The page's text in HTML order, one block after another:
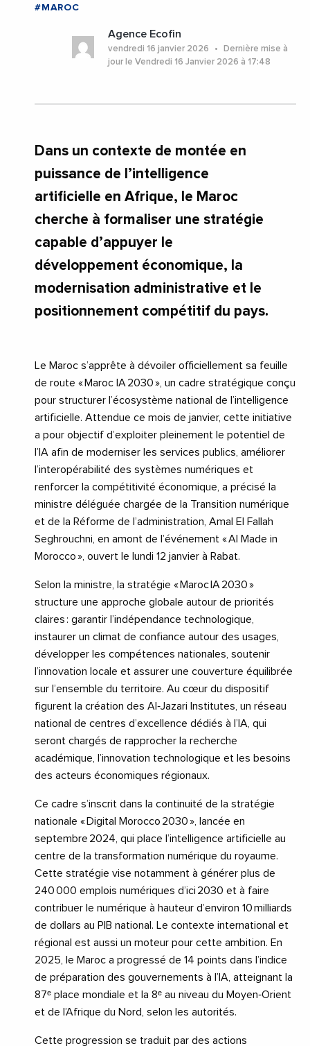
#MAROC
Agence Ecofin
vendredi 16 janvier 2026
Dernière mise à
jour le Vendredi 16 Janvier 2026 à 17:48
Dans un contexte de montée en
puissance de l’intelligence
artificielle en Afrique, le Maroc
cherche à formaliser une stratégie
capable d’appuyer le
développement économique, la
modernisation administrative et le
positionnement compétitif du pays.
Le Maroc s’apprête à dévoiler officiellement sa feuille
de route « Maroc IA 2030 », un cadre stratégique conçu
pour structurer l’écosystème national de l’intelligence
artificielle. Attendue ce mois de janvier, cette initiative
a pour objectif d’exploiter pleinement le potentiel de
l’IA afin de moderniser les services publics, améliorer
l’interopérabilité des systèmes numériques et
renforcer la compétitivité économique, a précisé la
ministre déléguée chargée de la Transition numérique
et de la Réforme de l’administration, Amal El Fallah
Seghrouchni, en amont de l’événement « AI Made in
Morocco », ouvert le lundi 12 janvier à Rabat.
Selon la ministre, la stratégie « Maroc IA 2030 »
structure une approche globale autour de priorités
claires : garantir l’indépendance technologique,
instaurer un climat de confiance autour des usages,
développer les compétences nationales, soutenir
l’innovation locale et assurer une couverture équilibrée
sur l’ensemble du territoire. Au cœur du dispositif
figurent la création des Al‑Jazari Institutes, un réseau
national de centres d’excellence dédiés à l’IA, qui
seront chargés de rapprocher la recherche
académique, l’innovation technologique et les besoins
des acteurs économiques régionaux.
Ce cadre s’inscrit dans la continuité de la stratégie
nationale « Digital Morocco 2030 », lancée en
septembre 2024, qui place l’intelligence artificielle au
centre de la transformation numérique du royaume.
Cette stratégie vise notamment à générer plus de
240 000 emplois numériques d’ici 2030 et à faire
contribuer le numérique à hauteur d’environ 10 milliards
de dollars au PIB national. Le contexte international et
régional est aussi un moteur pour cette ambition. En
2025, le Maroc a progressé de 14 points dans l’indice
de préparation des gouvernements à l’IA, atteignant la
87ᵉ place mondiale et la 8ᵉ au niveau du Moyen‑Orient
et de l’Afrique du Nord, selon les autorités.
Cette progression se traduit par des actions